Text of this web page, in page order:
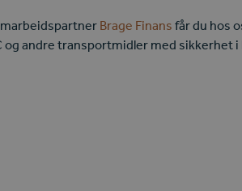
Brage Finans får du hos
og andre transportmidler med sikkerhet